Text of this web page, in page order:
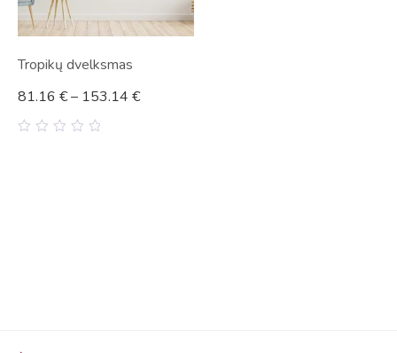
Tropikų dvelksmas
81.16 €– 153.14 €